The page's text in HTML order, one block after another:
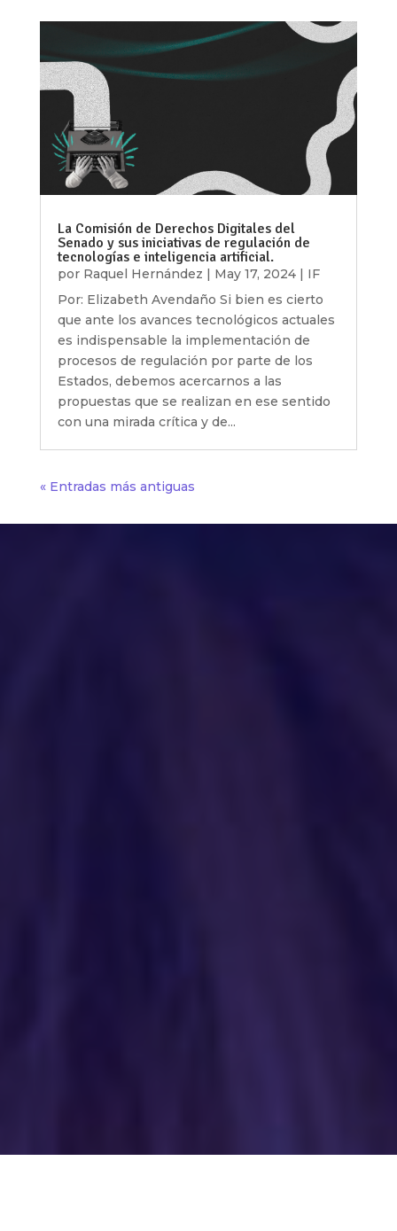
La Comisión de Derechos Digitales del
Senado y sus iniciativas de regulación de
tecnologías e inteligencia artificial.
por Raquel Hernández May 17, 2024| IF
Por: Elizabeth Avendaño Si bien es cierto
que ante los avances tecnológicos actuales
es indispensable la implementación de
procesos de regulación por parte de los
Estados, debemos acercarnos a las
propuestas que se realizan en ese sentido
con una mirada crítica y de...
« Entradas más antiguas